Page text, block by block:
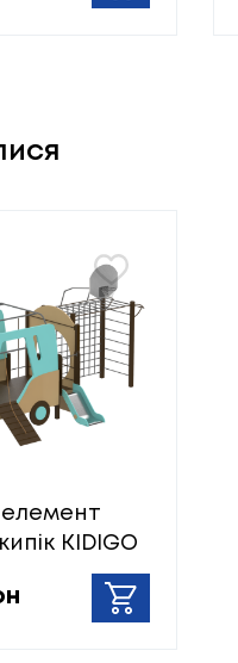
KIDIGO